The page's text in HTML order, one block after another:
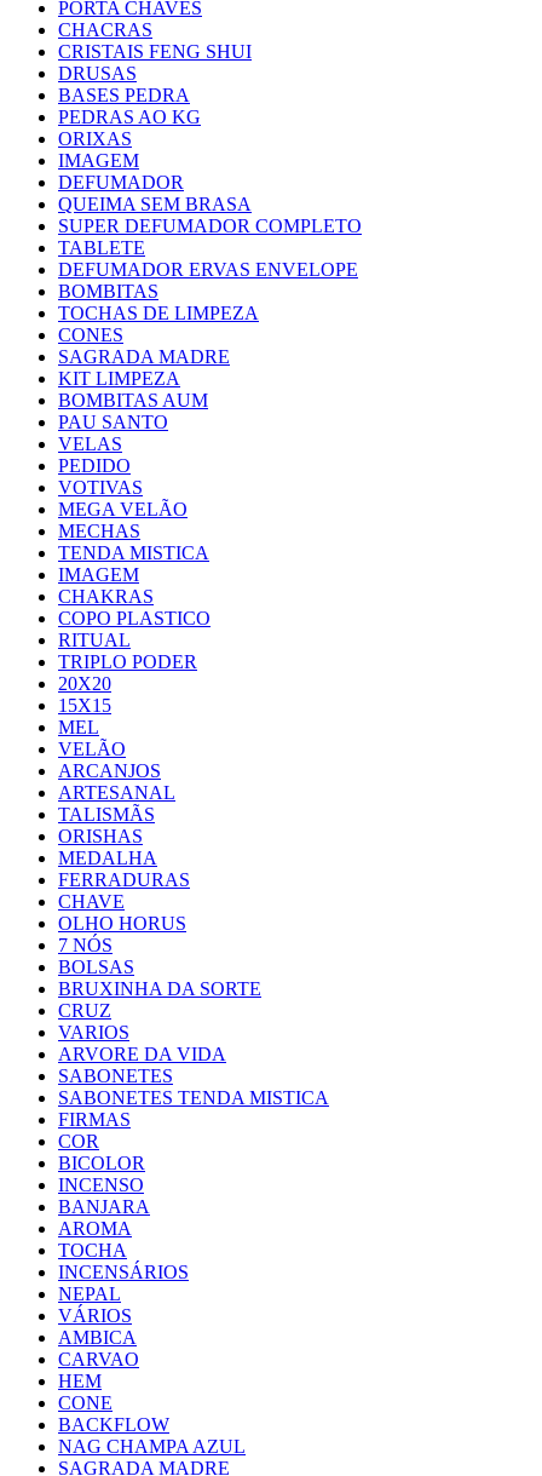
PORTA CHAVES
CHACRAS
CRISTAIS FENG SHUI
DRUSAS
BASES PEDRA
PEDRAS AO KG
ORIXAS
IMAGEM
DEFUMADOR
QUEIMA SEM BRASA
SUPER DEFUMADOR COMPLETO
TABLETE
DEFUMADOR ERVAS ENVELOPE
BOMBITAS
TOCHAS DE LIMPEZA
CONES
SAGRADA MADRE
KIT LIMPEZA
BOMBITAS AUM
PAU SANTO
VELAS
PEDIDO
VOTIVAS
MEGA VELÃO
MECHAS
TENDA MISTICA
IMAGEM
CHAKRAS
COPO PLASTICO
RITUAL
TRIPLO PODER
20X20
15X15
MEL
VELÃO
ARCANJOS
ARTESANAL
TALISMÃS
ORISHAS
MEDALHA
FERRADURAS
CHAVE
OLHO HORUS
7 NÓS
BOLSAS
BRUXINHA DA SORTE
CRUZ
VARIOS
ARVORE DA VIDA
SABONETES
SABONETES TENDA MISTICA
FIRMAS
COR
BICOLOR
INCENSO
BANJARA
AROMA
TOCHA
INCENSÁRIOS
NEPAL
VÁRIOS
AMBICA
CARVAO
HEM
CONE
BACKFLOW
NAG CHAMPA AZUL
SAGRADA MADRE